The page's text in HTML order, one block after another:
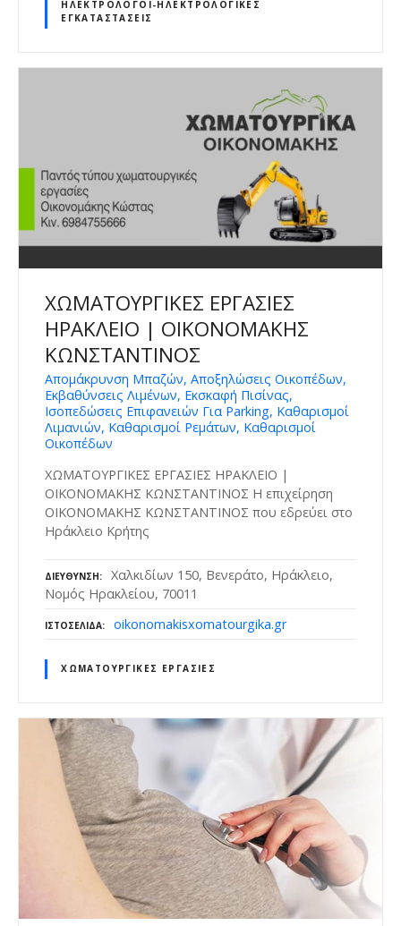
ΗΛΕΚΤΡΟΛΌΓΟΙ-ΗΛΕΚΤΡΟΛΟΓΙΚΈΣ
ΕΓΚΑΤΑΣΤΆΣΕΙΣ
ΧΩΜΑΤΟΥΡΓΙΚΕΣ ΕΡΓΑΣΙΕΣ
ΗΡΑΚΛΕΙΟ | ΟΙΚΟΝΟΜΑΚΗΣ
ΚΩΝΣΤΑΝΤΙΝΟΣ
Απομάκρυνση Μπαζών, Αποξηλώσεις Οικοπέδων,
Εκβαθύνσεις Λιμένων, Εκσκαφή Πισίνας,
Ισοπεδώσεις Επιφανειών Για Parking, Καθαρισμοί
Λιμανιών, Καθαρισμοί Ρεμάτων, Καθαρισμοί
Οικοπέδων
ΧΩΜΑΤΟΥΡΓΙΚΕΣ ΕΡΓΑΣΙΕΣ ΗΡΑΚΛΕΙΟ |
ΟΙΚΟΝΟΜΑΚΗΣ ΚΩΝΣΤΑΝΤΙΝΟΣ Η επιχείρηση
ΟΙΚΟΝΟΜΑΚΗΣ ΚΩΝΣΤΑΝΤΙΝΟΣ που εδρεύει στο
Ηράκλειο Κρήτης
ΔΙΕΎΘΥΝΣΗ
Χαλκιδίων 150, Βενεράτο, Ηράκλειο,
Νομός Ηρακλείου, 70011
ΙΣΤΟΣΕΛΊΔΑ oikonomakisxomatourgika.gr
ΧΩΜΑΤΟΥΡΓΙΚΈΣ ΕΡΓΑΣΊΕΣ